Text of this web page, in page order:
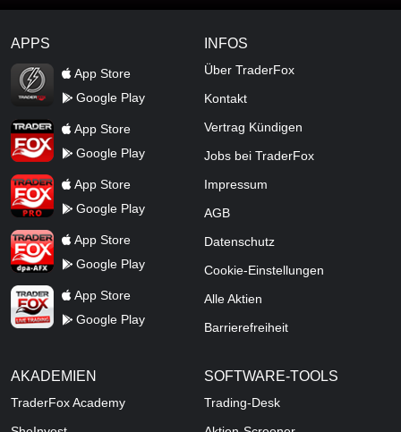
APPS
TraderFox Flash
App Store
Google Play
TraderFox AppApp Store
Google Play
TraderFox ProApp Store
Google Play
TraderFox dpa-AFX ProFeed
App Store
Google Play
TraderFox Live Trading
App Store
Google Play
INFOS
Über TraderFox
Kontakt
Vertrag Kündigen
Jobs bei TraderFox
Impressum
AGB
Datenschutz
Cookie-Einstellungen
Alle Aktien
Barrierefreiheit
AKADEMIEN
TraderFox Academy
SOFTWARE-TOOLS
Trading-Desk